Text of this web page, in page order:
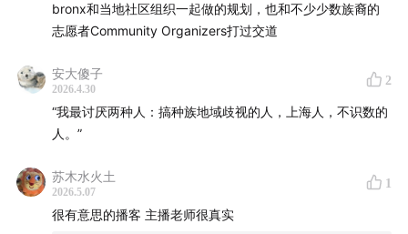
bronx和当地社区组织一起做的规划，也和不少少数族裔的
志愿者Community Organizers打过交道
安大傻子
2026.4.30
2
“我最讨厌两种人：搞种族地域歧视的人，上海人，不识数的
人。”
苏木水火土
2026.5.07
1
很有意思的播客 主播老师很真实